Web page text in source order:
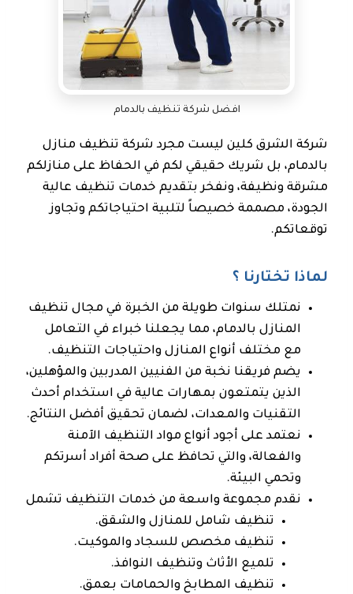
افضل شركة تنظيف بالدمام
شركة الشرق كلين ليست مجرد شركة تنظيف منازل
بالدمام، بل شريك حقيقي لكم في الحفاظ على منازلكم
مشرقة ونظيفة، ونفخر بتقديم خدمات تنظيف عالية
الجودة، مصممة خصيصاً لتلبية احتياجاتكم وتجاوز
توقعاتكم.
لماذا تختارنا ؟
نمتلك سنوات طويلة من الخبرة في مجال تنظيف
المنازل بالدمام، مما يجعلنا خبراء في التعامل
مع مختلف أنواع المنازل واحتياجات التنظيف.
يضم فريقنا نخبة من الفنيين المدربين والمؤهلين،
الذين يتمتعون بمهارات عالية في استخدام أحدث
التقنيات والمعدات، لضمان تحقيق أفضل النتائج.
نعتمد على أجود أنواع مواد التنظيف الآمنة
والفعالة، والتي تحافظ على صحة أفراد أسرتكم
وتحمي البيئة.
نقدم مجموعة واسعة من خدمات التنظيف تشمل
تنظيف شامل للمنازل والشقق.
تنظيف مخصص للسجاد والموكيت.
تلميع الأثاث وتنظيف النوافذ.
تنظيف المطابخ والحمامات بعمق.